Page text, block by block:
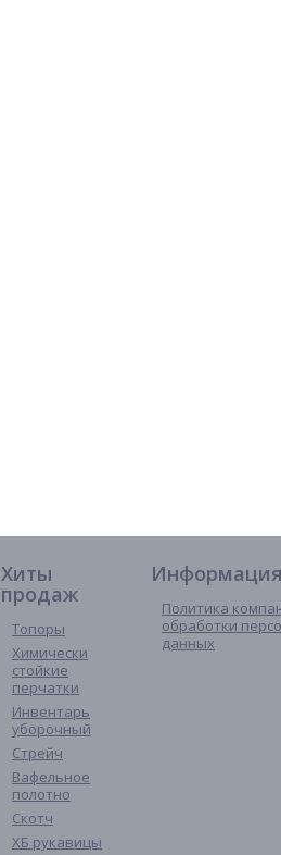
Хиты
продаж
Топоры
Химически
стойкие
перчатки
Инвентарь
уборочный
Стрейч
Вафельное
полотно
Скотч
ХБ рукавицы
Информация
Политика
обработки
данных